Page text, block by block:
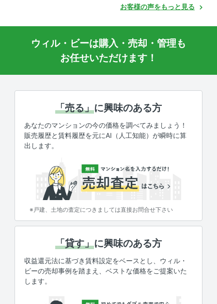
お客様の声をもっと見る
ウィル・ビーは購入・売却・管理も
お任せいただけます！
「売る」に興味のある方
あなたのマンションの今の価格を調べてみましょう！
販売履歴と賃料履歴を元にAI（人工知能）が瞬時に算
出します。
※戸建、土地の査定につきましては直接お問合せ下さい
「貸す」に興味のある方
収益還元法に基づき賃料設定をベースとし、ウィル・
ビーの売却事例を踏まえ、ベストな価格をご提案いた
します。